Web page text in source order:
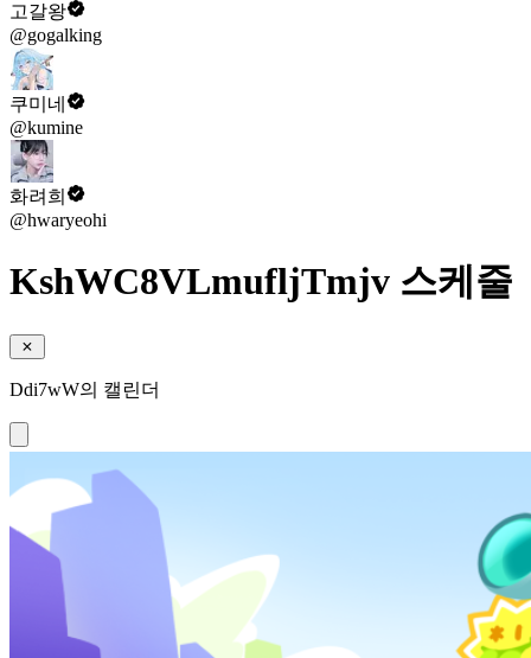
고갈왕
@gogalking
쿠미네
@kumine
화려희
@hwaryeohi
KshWC8VLmufljTmjv 스케줄
Ddi7wW의 캘린더